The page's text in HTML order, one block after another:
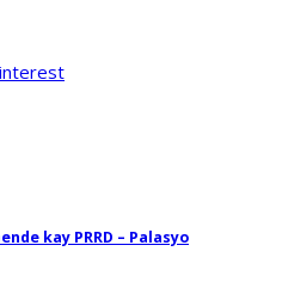
kay PRRD – Palasyo